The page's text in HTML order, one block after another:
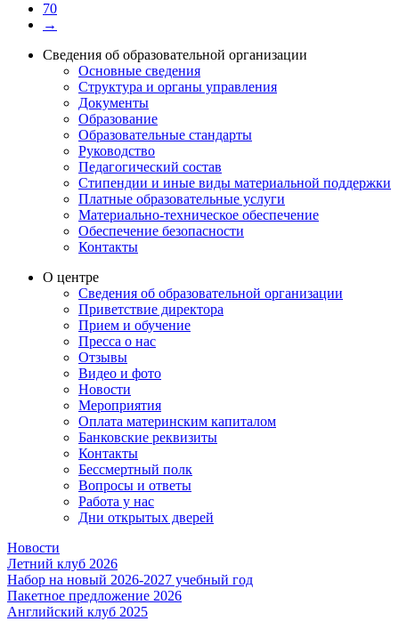
70
→
Сведения об образовательной организации
Основные сведения
Структура и органы управления
Документы
Образование
Образовательные стандарты
Руководство
Педагогический состав
Стипендии и иные виды материальной поддержки
Платные образовательные услуги
Материально-техническое обеспечение
Обеспечение безопасности
Контакты
О центре
Сведения об образовательной организации
Приветствие директора
Прием и обучение
Пресса о нас
Отзывы
Видео и фото
Новости
Мероприятия
Оплата материнским капиталом
Банковские реквизиты
Контакты
Бессмертный полк
Вопросы и ответы
Работа у нас
Дни открытых дверей
Новости
Летний клуб 2026
Набор на новый 2026-2027 учебный год
Пакетное предложение 2026
Английский клуб 2025